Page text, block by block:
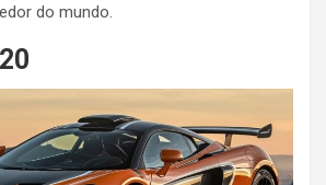
do mundo.